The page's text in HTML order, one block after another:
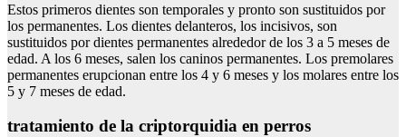
Estos primeros dientes son temporales y pronto son sustituidos por
los permanentes. Los dientes delanteros, los incisivos, son
sustituidos por dientes permanentes alrededor de los 3 a 5 meses de
edad. A los 6 meses, salen los caninos permanentes. Los premolares
permanentes erupcionan entre los 4 y 6 meses y los molares entre los
5 y 7 meses de edad.
tratamiento de la criptorquidia en perros